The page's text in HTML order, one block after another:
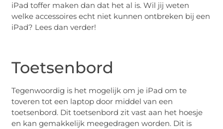
iPad toffer maken dan dat het al is. Wil jij weten
welke accessoires echt niet kunnen ontbreken bij een
iPad? Lees dan verder!
Toetsenbord
Tegenwoordig is het mogelijk om je iPad om te
toveren tot een laptop door middel van een
toetsenbord. Dit toetsenbord zit vast aan het hoesje
en kan gemakkelijk meegedragen worden. Dit is